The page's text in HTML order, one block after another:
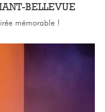
BELLEVUE
mémorable !